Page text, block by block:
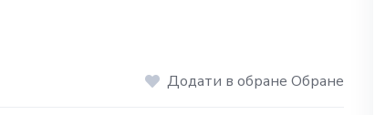
Додати в обране Обране